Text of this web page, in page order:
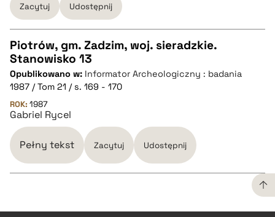
BIBTEX
pobierz cytat
Zacytuj Udostępnij
CZYSTY TEKST
pobierz cytat
BIBTEX
pobierz cytat
Piotrów, gm. Zadzim, woj. sieradzkie.
Stanowisko 13
Opublikowano w: Informator Archeologiczny : badania
1987 / Tom 21 / s. 169 - 170
ROK: 1987
Gabriel Rycel
Pełny tekst Zacytuj Udostępnij
CZYSTY TEKST